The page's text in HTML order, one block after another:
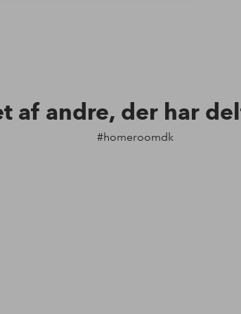
af andre, der har
#homeroomdk